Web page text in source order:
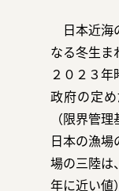
日本近海
なる冬生ま
２０２３
政府の定
（限界管
日本の漁場
場の三陸は
年に近い値